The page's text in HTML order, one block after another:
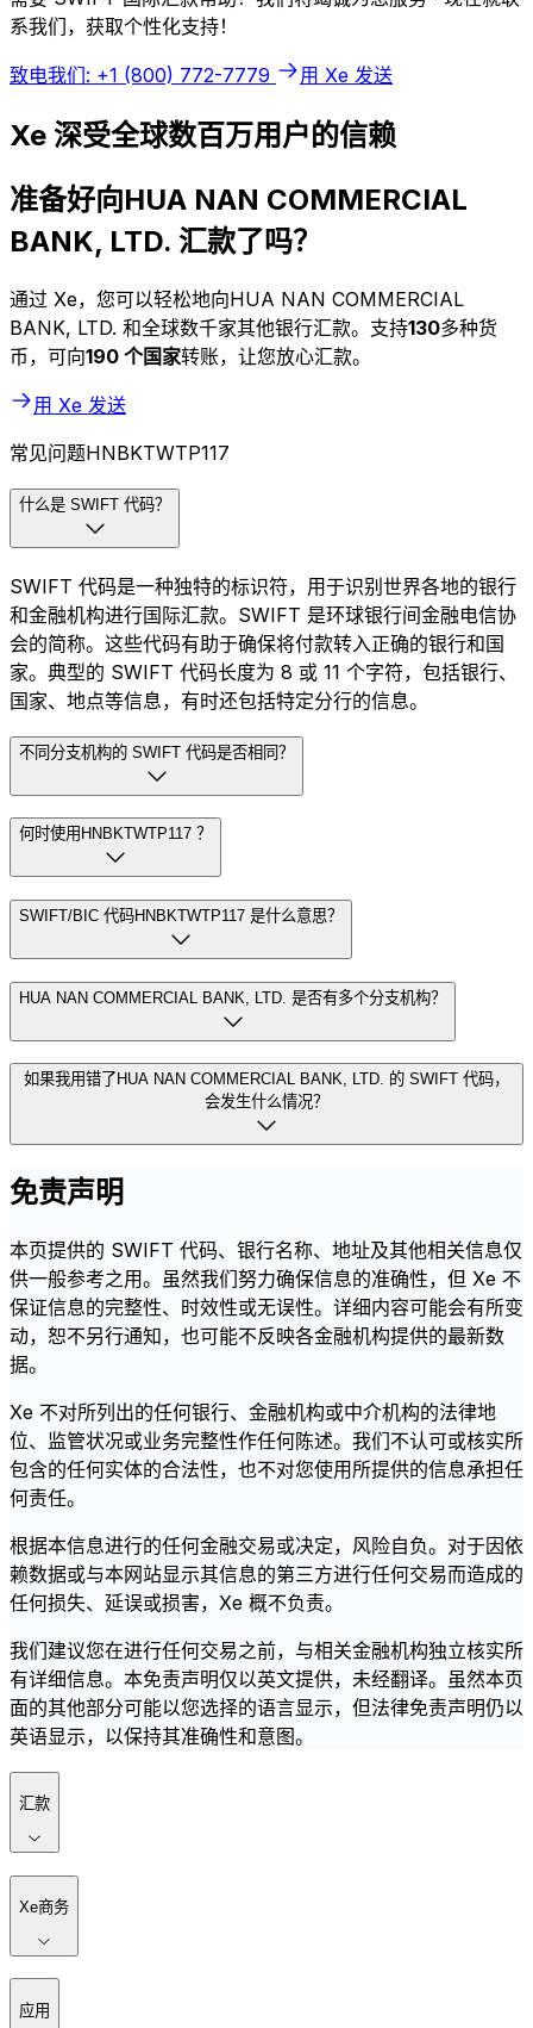
系我们，获取个性化支持！
致电我们: +1 (800) 772-7779 用 Xe 发送
Xe 深受全球数百万用户的信赖
准备好向HUA NAN COMMERCIAL
BANK, LTD. 汇款了吗？
通过 Xe，您可以轻松地向HUA NAN COMMERCIAL
BANK, LTD. 和全球数千家其他银行汇款。支持130多种货
币，可向190 个国家转账，让您放心汇款。
用 Xe 发送
常见问题HNBKTWTP117
什么是 SWIFT 代码？
SWIFT 代码是一种独特的标识符，用于识别世界各地的银行
和金融机构进行国际汇款。SWIFT 是环球银行间金融电信协
会的简称。这些代码有助于确保将付款转入正确的银行和国
家。典型的 SWIFT 代码长度为 8 或 11 个字符，包括银行、
国家、地点等信息，有时还包括特定分行的信息。
不同分支机构的 SWIFT 代码是否相同？
何时使用HNBKTWTP117 ？
SWIFT/BIC 代码HNBKTWTP117 是什么意思？
HUA NAN COMMERCIAL BANK, LTD. 是否有多个分支机构？
如果我用错了HUA NAN COMMERCIAL BANK, LTD. 的 SWIFT 代码，
会发生什么情况？
免责声明
本页提供的 SWIFT 代码、银行名称、地址及其他相关信息仅
供一般参考之用。虽然我们努力确保信息的准确性，但 Xe 不
保证信息的完整性、时效性或无误性。详细内容可能会有所变
动，恕不另行通知，也可能不反映各金融机构提供的最新数
据。
Xe 不对所列出的任何银行、金融机构或中介机构的法律地
位、监管状况或业务完整性作任何陈述。我们不认可或核实所
包含的任何实体的合法性，也不对您使用所提供的信息承担任
何责任。
根据本信息进行的任何金融交易或决定，风险自负。对于因依
赖数据或与本网站显示其信息的第三方进行任何交易而造成的
任何损失、延误或损害，Xe 概不负责。
我们建议您在进行任何交易之前，与相关金融机构独立核实所
有详细信息。本免责声明仅以英文提供，未经翻译。虽然本页
面的其他部分可能以您选择的语言显示，但法律免责声明仍以
英语显示，以保持其准确性和意图。
汇款
Xe商务
应用